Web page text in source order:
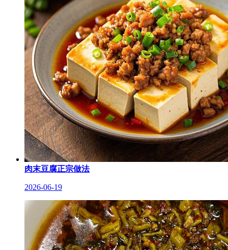
肉末豆腐正宗做法
2026-06-19